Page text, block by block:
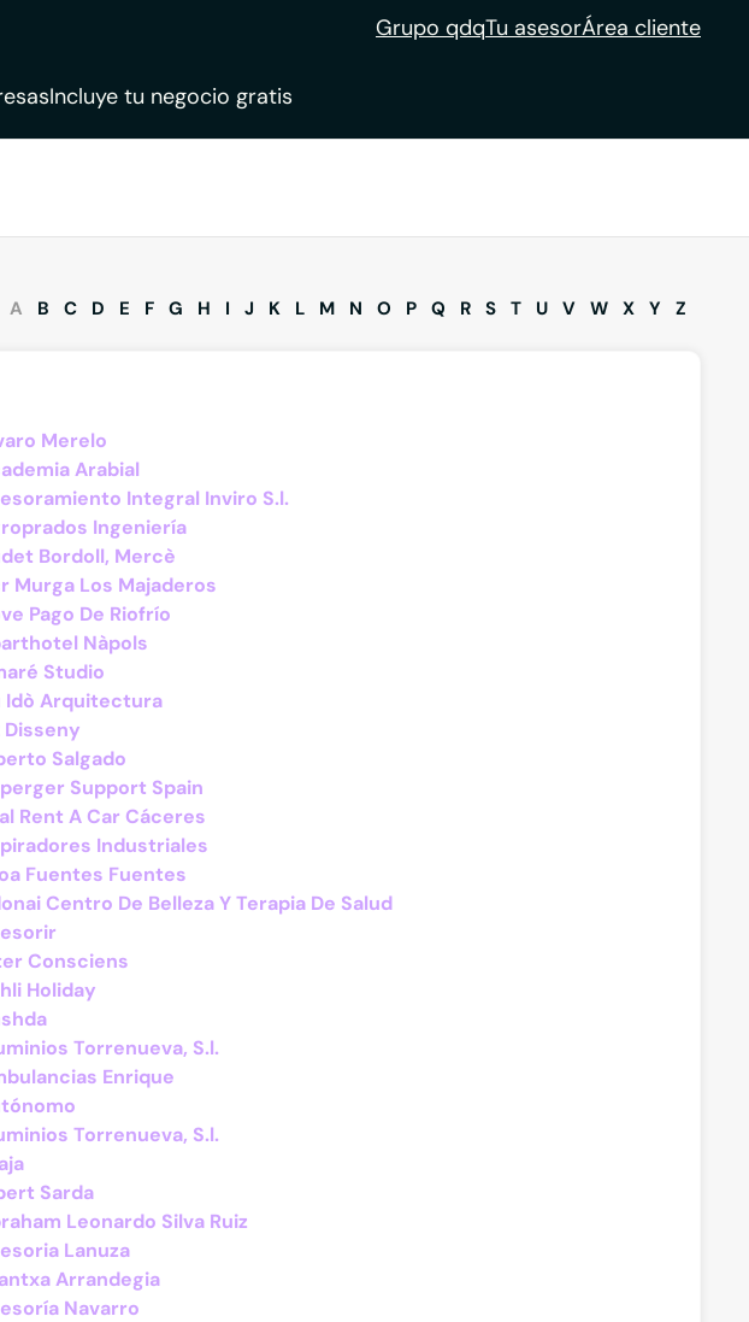
Grupo qdqTu asesorÁrea cliente
Incluye tu negocio gratis
A B C D E F G H I J K L M N O P Q R S T U V W X Y Z
Merelo
Arabial
Integral Inviro S.l.
Ingeniería
Bordoll, Mercè
Murga Los Majaderos
Pago De Riofrío
Nàpols
Studio
Idò Arquitectura
Disseny
Salgado
Support Spain
Rent A Car Cáceres
Industriales
Fuentes Fuentes
Centro De Belleza Y Terapia De Salud
Consciens
Holiday
Torrenueva, S.l.
Enrique
Torrenueva, S.l.
Sarda
Leonardo Silva Ruiz
Lanuza
Arrandegia
Navarro